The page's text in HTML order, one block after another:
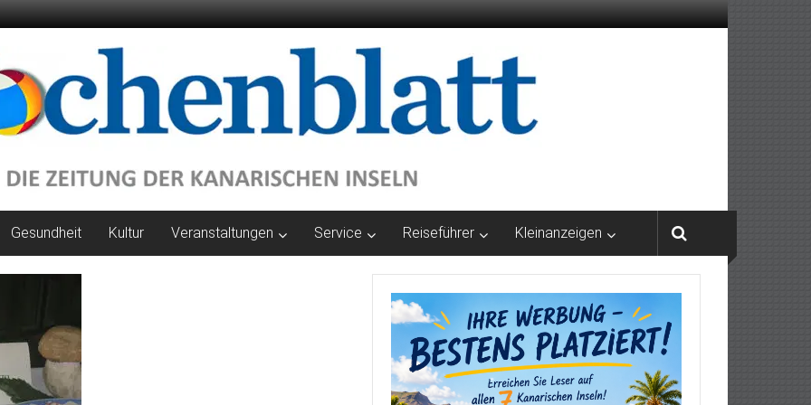
Gesundheit Kultur Veranstaltungen Service Reiseführer Kleinanzeigen